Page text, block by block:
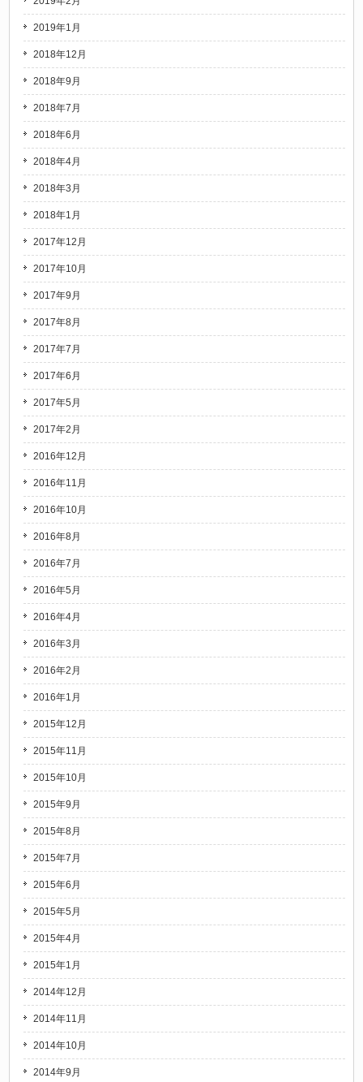
2019年1月
2018年12月
2018年9月
2018年7月
2018年6月
2018年4月
2018年3月
2018年1月
2017年12月
2017年10月
2017年9月
2017年8月
2017年7月
2017年6月
2017年5月
2017年2月
2016年12月
2016年11月
2016年10月
2016年8月
2016年7月
2016年5月
2016年4月
2016年3月
2016年2月
2016年1月
2015年12月
2015年11月
2015年10月
2015年9月
2015年8月
2015年7月
2015年6月
2015年5月
2015年4月
2015年1月
2014年12月
2014年11月
2014年10月
2014年9月